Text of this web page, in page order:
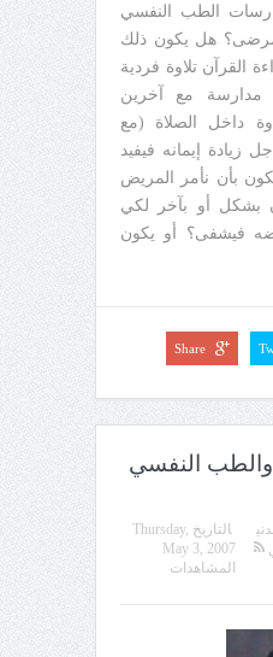
الطب النفسي
هل يكون ذلك
القرآن تلاوة فردية
مدارسة مع آخرين
داخل الصلاة (مع
إيمانه فيفيد
بأن نأمر المريض
بشكل أو بآخر لكي
فيشفى؟ أو يكون
Share
والطب النفسي
التاريخ Thursday,
May 3, 2007
المشاهدات